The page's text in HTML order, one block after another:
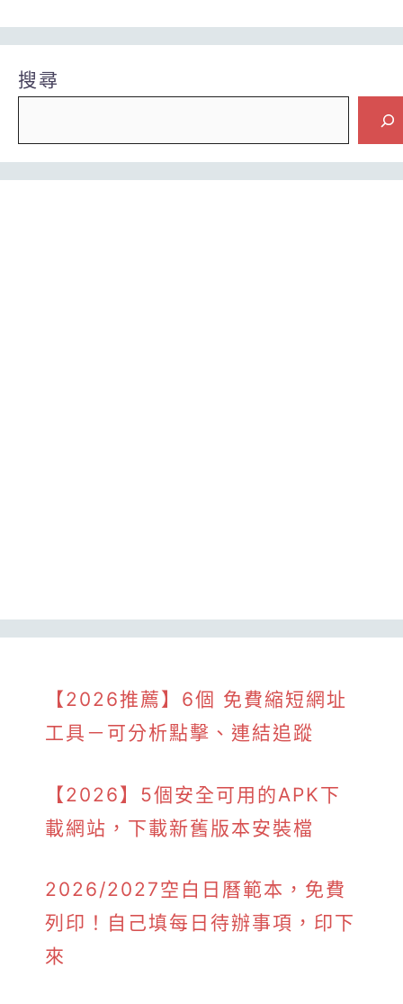
搜尋
【2026推薦】6個 免費縮短網址
工具－可分析點擊、連結追蹤
【2026】5個安全可用的APK下
載網站，下載新舊版本安裝檔
2026/2027空白日曆範本，免費
列印！自己填每日待辦事項，印下
來